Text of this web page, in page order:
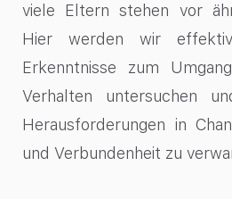
viele Eltern stehen vor
Hier werden wir
Erkenntnisse zum
Verhalten untersuchen
Herausforderungen in
und Verbundenheit zu